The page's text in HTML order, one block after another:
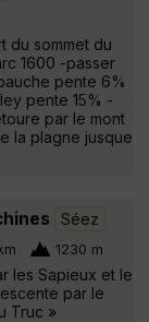
du sommet du
1600 -passer
pente 6%
pente 15% -
par le mont
la plagne jusque
Séez
1230 m
les Sapieux et le
par le
Truc »